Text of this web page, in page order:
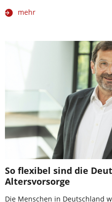
mehr
So flexibel sind die
Altersvorsorge
Die Menschen in Deutschland